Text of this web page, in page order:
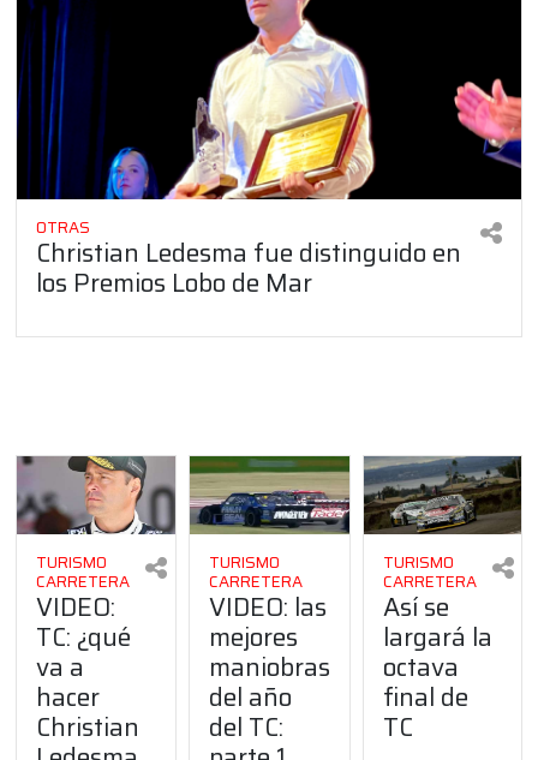
OTRAS
Christian Ledesma fue distinguido en
los Premios Lobo de Mar
TURISMO
CARRETERA
VIDEO:
TC: ¿qué
va a
hacer
Christian
TURISMO
CARRETERA
VIDEO: las
mejores
maniobras
del año
del TC:
TURISMO
CARRETERA
Así se
largará la
octava
final de
TC